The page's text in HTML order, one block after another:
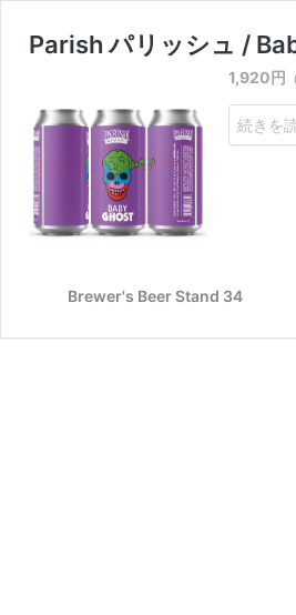
Parish パリッシュ /
1,920円
続きを
Brewer's Beer Stand 34